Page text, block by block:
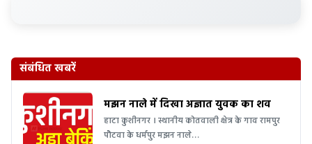
संबंधित खबरें
मझन नाले में दिखा अज्ञात युवक का शव
हाटा कुशीनगर । स्थानीय कोतवाली क्षेत्र के गाव रामपुर
पौटवा के धर्मपुर मझन नाले…